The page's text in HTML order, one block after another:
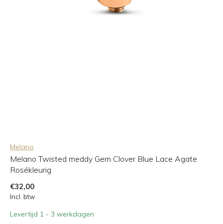
Melano
Melano Twisted meddy Gem Clover Blue Lace Agate
Rosékleurig
€32,00
Incl. btw
Levertijd 1 - 3 werkdagen